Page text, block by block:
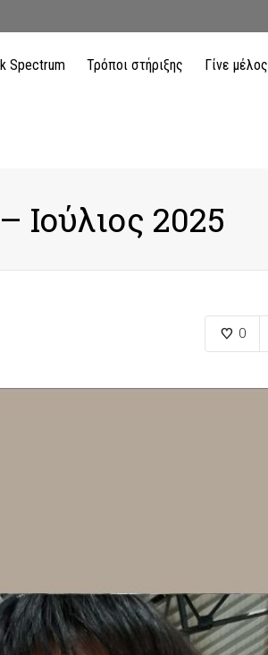
Spectrum Τρόποι στήριξης Γίνε μέλος
2025
0